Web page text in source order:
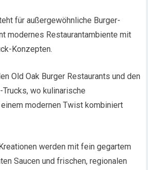
für außergewöhnliche Burger-
modernes Restaurantambiente mit
Konzepten.
Old Oak Burger Restaurants und den
wo kulinarische
modernen Twist kombiniert
werden mit fein gegartem
Saucen und frischen, regionalen